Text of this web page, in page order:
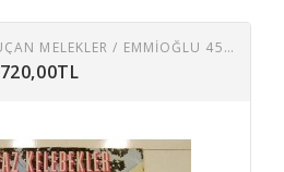
BEYAZ KELEBEKLER - UÇAN MELEKLER / EMMIOĞLU 45 LİK PLAK
720,00TL